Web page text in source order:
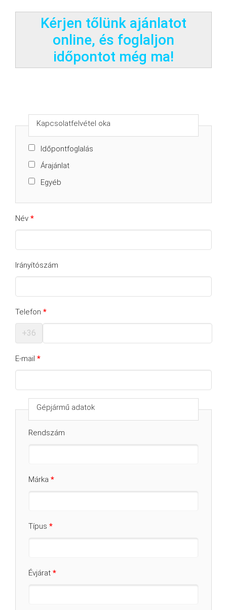
Kérjen tőlünk ajánlatot
online, és foglaljon
időpontot még ma!
Kapcsolatfelvétel oka
Időpontfoglalás
Árajánlat
Egyéb
Név *
Irányítószám
Telefon *
+36
E-mail *
Gépjármű adatok
Rendszám
Márka *
Típus *
Évjárat *